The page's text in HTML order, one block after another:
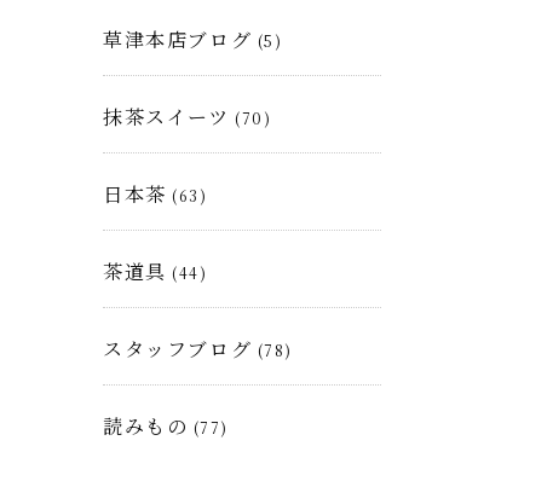
草津本店ブログ (5)
抹茶スイーツ (70)
日本茶 (63)
茶道具 (44)
スタッフブログ (78)
読みもの (77)